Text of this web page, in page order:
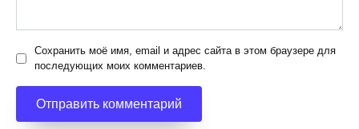
Сохранить моё имя, email и адрес сайта в этом браузере для
последующих моих комментариев.